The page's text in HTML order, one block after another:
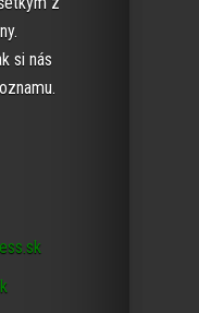
si nás